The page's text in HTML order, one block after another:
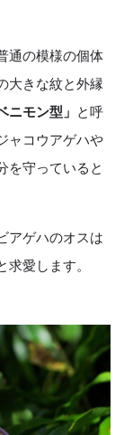
通の模様の個体
大きな紋と外縁
ニモン型」 と呼
ャコウアゲハや
を守っていると
アゲハのオスは
愛します。